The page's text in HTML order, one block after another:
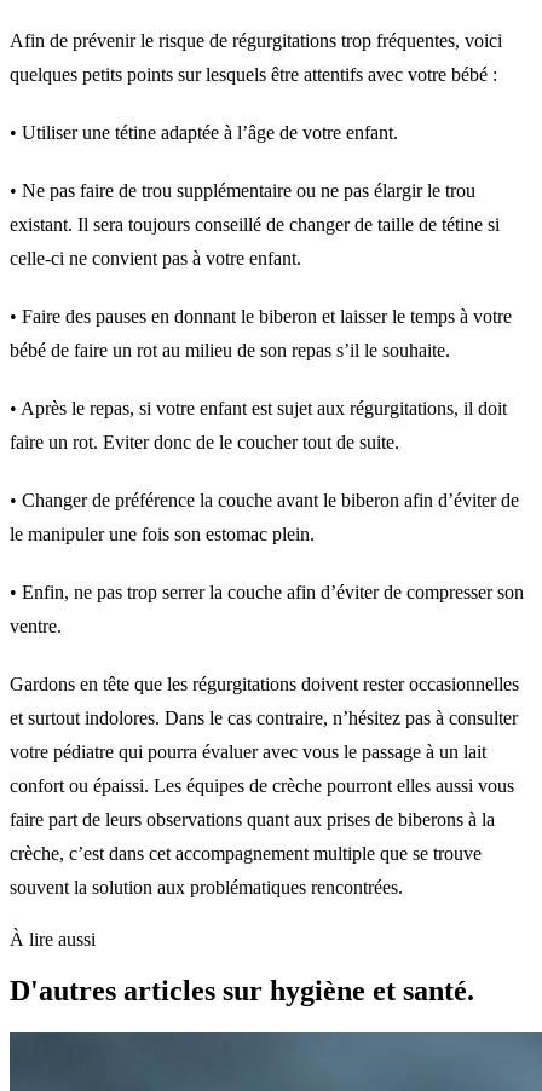
Afin de prévenir le risque de régurgitations trop fréquentes, voici
quelques petits points sur lesquels être attentifs avec votre bébé :
• Utiliser une tétine adaptée à l’âge de votre enfant.
• Ne pas faire de trou supplémentaire ou ne pas élargir le trou
existant. Il sera toujours conseillé de changer de taille de tétine si
celle-ci ne convient pas à votre enfant.
• Faire des pauses en donnant le biberon et laisser le temps à votre
bébé de faire un rot au milieu de son repas s’il le souhaite.
• Après le repas, si votre enfant est sujet aux régurgitations, il doit
faire un rot. Eviter donc de le coucher tout de suite.
• Changer de préférence la couche avant le biberon afin d’éviter de
le manipuler une fois son estomac plein.
• Enfin, ne pas trop serrer la couche afin d’éviter de compresser son
ventre.
Gardons en tête que les régurgitations doivent rester occasionnelles
et surtout indolores. Dans le cas contraire, n’hésitez pas à consulter
votre pédiatre qui pourra évaluer avec vous le passage à un lait
confort ou épaissi. Les équipes de crèche pourront elles aussi vous
faire part de leurs observations quant aux prises de biberons à la
crèche, c’est dans cet accompagnement multiple que se trouve
souvent la solution aux problématiques rencontrées.
À lire aussi
D'autres articles sur hygiène et santé.